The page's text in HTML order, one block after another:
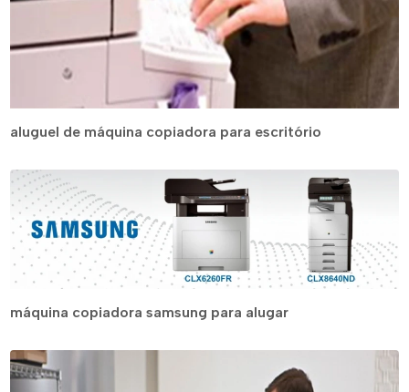
aluguel de máquina copiadora para escritório
máquina copiadora samsung para alugar